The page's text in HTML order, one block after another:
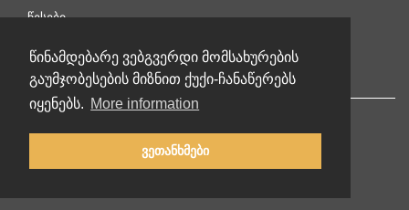
წინამდებარე ვებგვერდი მომსახურების
გაუმჯობესების მიზნით ქუქი-ჩანაწერებს
იყენებს. More information
ვეთანხმები
წესები
დაგვიკავშირდით
© 2002-2026 lernu.net |Impressum